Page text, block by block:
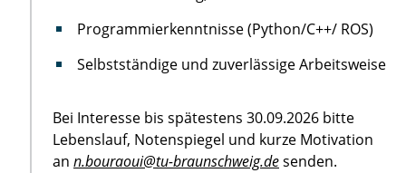
Programmierkenntnisse (Python/C++/ ROS)
Selbstständige und zuverlässige Arbeitsweise
Bei Interesse bis spätestens 30.09.2026 bitte
Lebenslauf, Notenspiegel und kurze Motivation
an n.bouraoui@tu-braunschweig.desenden.